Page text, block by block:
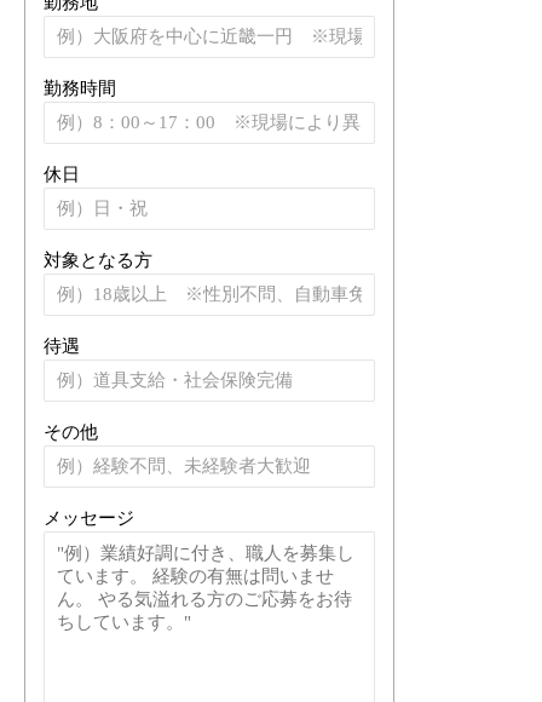
勤務時間
休日
対象となる方
待遇
その他
メッセージ